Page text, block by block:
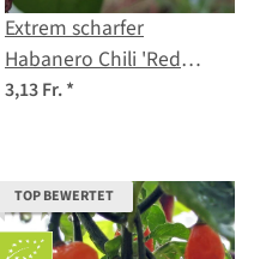
Extrem scharfer
Habanero Chili 'Red
Savina' (Capsicum
3,13 Fr.*
TOP BEWERTET